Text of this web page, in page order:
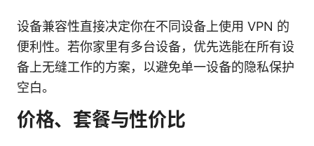
设备兼容性直接决定你在不同设备上使用 VPN 的
便利性。若你家里有多台设备，优先选能在所有设
备上无缝工作的方案，以避免单一设备的隐私保护
空白。
价格、套餐与性价比